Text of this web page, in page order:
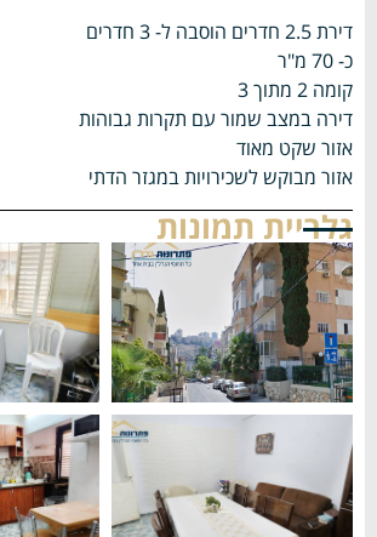
דירת 2.5 חדרים הוסבה ל- 3 חדרים
כ- 70 מ"ר
קומה 2 מתוך 3
דירה במצב שמור עם תקרות גבוהות
אזור שקט מאוד
אזור מבוקש לשכירויות במגזר הדתי
גלריית תמונות